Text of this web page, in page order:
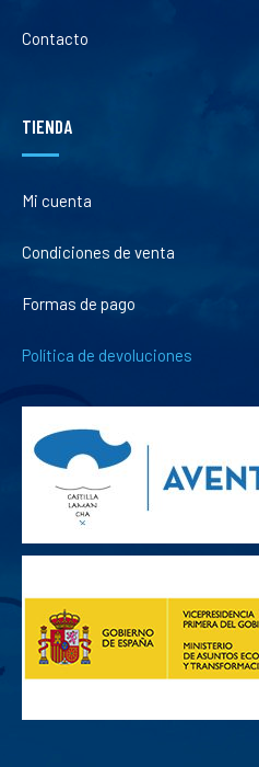
Contacto
TIENDA
Mi cuenta
Condiciones de venta
Formas de pago
Política de devoluciones